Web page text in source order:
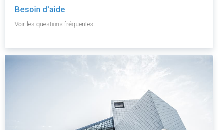
Besoin d'aide
Voir les questions fréquentes.